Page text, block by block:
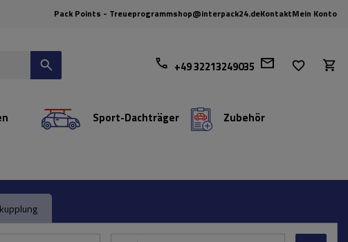
Pack Points - Treueprogrammshop@interpack24.deKontaktMein Konto
+49 32213249035
Sport-Dachträger Zubehör